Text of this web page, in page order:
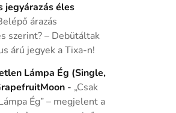
jegyárazás éles
árazás
szerint? – Debütáltak
árú jegyek a Tixa-n!
Lámpa Ég (Single,
- „Csak
Ég” – megjelent a